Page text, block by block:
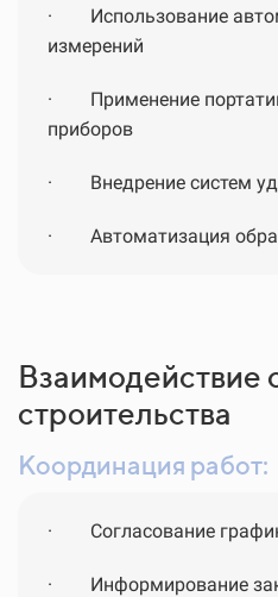
·
Использование
измерений
·
Применение
приборов
· Внедрение систем
· Автоматизация
Взаимодействие
строительства
Координация работ:
· Согласование
· Информирование